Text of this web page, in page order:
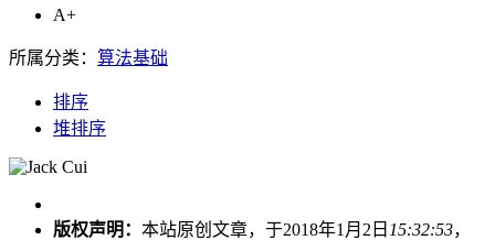
A+
所属分类： 算法基础
排序
堆排序
版权声明： 本站原创文章，于2018年1月2日 15:32:53，